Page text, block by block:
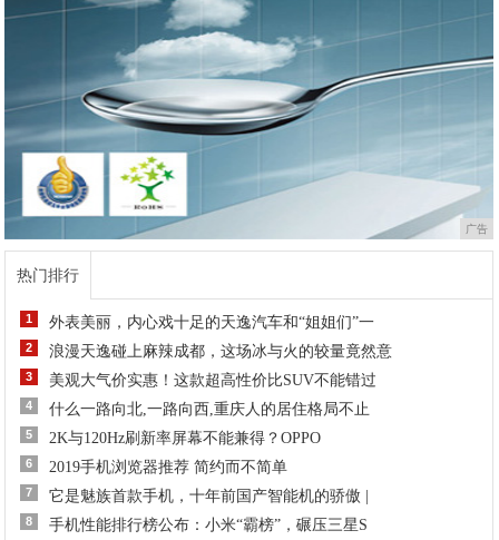
广告
热门排行
1 外表美丽，内心戏十足的天逸汽车和“姐姐们”一
2 浪漫天逸碰上麻辣成都，这场冰与火的较量竟然意
3 美观大气价实惠！这款超高性价比SUV不能错过
4 什么一路向北,一路向西,重庆人的居住格局不止
5 2K与120Hz刷新率屏幕不能兼得？OPPO
6 2019手机浏览器推荐 简约而不简单
7 它是魅族首款手机，十年前国产智能机的骄傲 |
8 手机性能排行榜公布：小米“霸榜”，碾压三星S